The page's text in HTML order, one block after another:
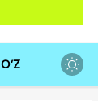
O‘Z